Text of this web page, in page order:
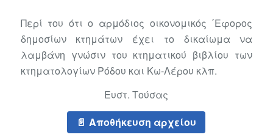
Περί του ότι ο αρμόδιος οικονομικός ΄Εφορος
δημοσίων κτημάτων έχει το δικαίωμα να
λαμβάνη γνώσιν του κτηματικού βιβλίου των
κτηματολογίων Ρόδου και Κω-Λέρου κλπ.
Ευστ. Τούσας
Αποθήκευση αρχείου